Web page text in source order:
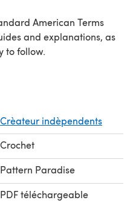
American Terms
and explanations, as
to follow.
codes and giveaways.
paradise.com
Paradise All Rights
Crèateur indèpendents
Crochet
Pattern Paradise
PDF téléchargeable